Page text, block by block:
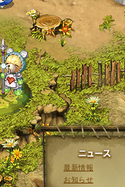
最新情報
お知らせ